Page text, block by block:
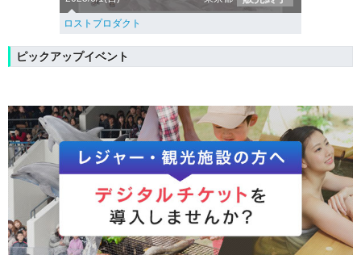
ロストプロダクト
ピックアップイベント